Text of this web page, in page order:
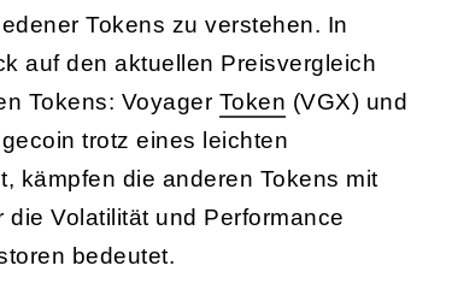
Tokens zu verstehen. In
auf den aktuellen Preisvergleich
Tokens: Voyager Token (VGX) und
trotz eines leichten
kämpfen die anderen Tokens mit
Volatilität und Performance
bedeutet.